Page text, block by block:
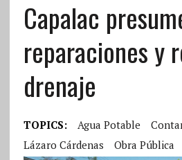
Capalac
reparaciones y
drenaje
TOPICS: Agua Potable
Lázaro Cárdenas
Obra Pública